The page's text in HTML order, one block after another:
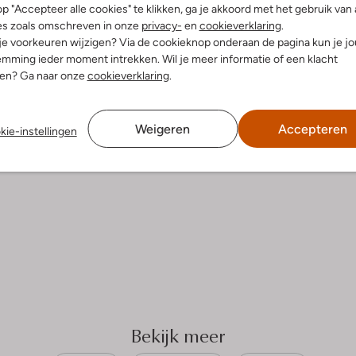
"Accepteer alle cookies" te klikken, ga je akkoord met het gebruik van
zoals omschreven in onze privacy- en cookieverklaring.
voorkeuren wijzigen? Via de cookieknop onderaan de pagina kun je
ieder moment intrekken. Wil je meer informatie of een klacht
Ga naar onzecookieverklaring.
instellingen Weigeren Accepteren
Bekijk meer